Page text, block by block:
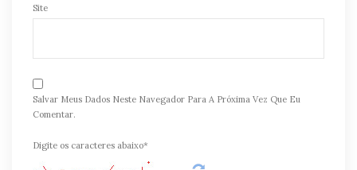
Site
Salvar Meus Dados Neste Navegador Para A Próxima Vez Que Eu
Comentar.
Digite os caracteres abaixo*